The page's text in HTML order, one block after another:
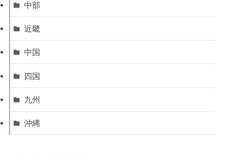
中部
近畿
中国
四国
九州
沖縄